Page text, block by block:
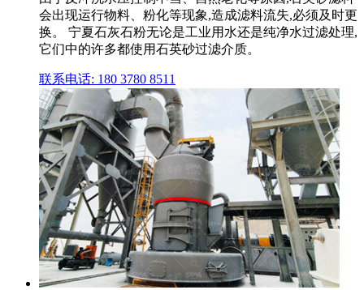
会出现运行物料、粉化等现象,造成滤料流失,必须及时更
换。 宁夏石灰石粉无论是工业用水还是纯净水过滤处理,
它们中的许多都使用石英砂过滤介质。
联系电话: 180 3780 8511